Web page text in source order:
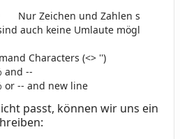
Nur Zeichen und Zahlen s
auch keine Umlaute mögl
Characters (<> '')
and --
or -- and new line
passt, können wir uns ein